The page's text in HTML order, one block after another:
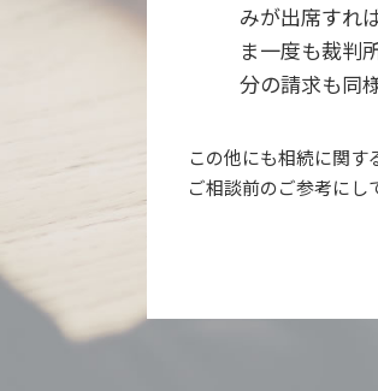
みが出席すれ
ま一度も裁判
分の請求も同
この他にも相続に関す
ご相談前のご参考にし